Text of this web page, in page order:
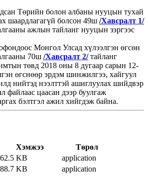
Төрийн болон албаны нууцын тухай
шаардлагагүй болсон 49ш /Хавсралт 1/
ажлын тайланг нууцын зэргээс
Монгол Улсад хүлээлгэн өгсөн
70ш /Хавсралт 2/тайланг
төвд 2018 оны 8 дугаар сарын 12-
өгснөөр эрдэм шинжилгээ, хайгуул
нийтэд нээлттэй ашиглуулах шийдвэр
файлаас цаасан дээр буулгаж
бэлтгэл ажил хийгдэж байна.
Хэмжээ
Төрөл
62.5 KB
application
88.7 KB application